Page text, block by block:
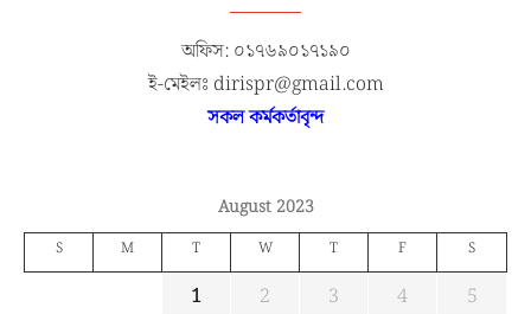
অফিস: ০১৭৬৯০১৭১৯০
ই-মেইলঃ dirispr@gmail.com
সকল কর্মকর্তাবৃন্দ
August 2023
S M T W T F S
1 2 3 4
5